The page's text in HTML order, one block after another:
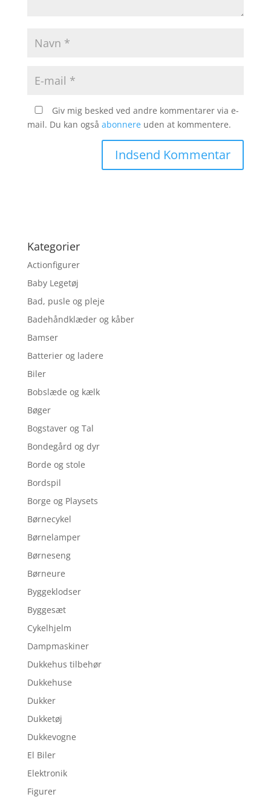
Giv mig besked ved andre kommentarer via e-
mail. Du kan også abonnereuden at kommentere.
Kategorier
Actionfigurer
Baby Legetøj
Bad, pusle og pleje
Badehåndklæder og kåber
Bamser
Batterier og ladere
Biler
Bobslæde og kælk
Bøger
Bogstaver og Tal
Bondegård og dyr
Borde og stole
Bordspil
Borge og Playsets
Børnecykel
Børnelamper
Børneseng
Børneure
Byggeklodser
Byggesæt
Cykelhjelm
Dampmaskiner
Dukkehus tilbehør
Dukkehuse
Dukker
Dukketøj
Dukkevogne
El Biler
Elektronik
Figurer